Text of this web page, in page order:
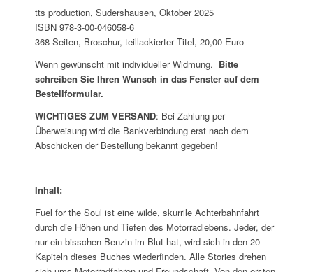
tts production, Sudershausen, Oktober 2025
ISBN 978-3-00-046058-6
368 Seiten, Broschur, teillackierter Titel, 20,00 Euro
Wenn gewünscht mit individueller Widmung. Bitte
schreiben Sie Ihren Wunsch in das Fenster auf dem
Bestellformular.
WICHTIGES ZUM VERSAND: Bei Zahlung per
Überweisung wird die Bankverbindung erst nach dem
Abschicken der Bestellung bekannt gegeben!
Inhalt:
Fuel for the Soul ist eine wilde, skurrile Achterbahnfahrt
durch die Höhen und Tiefen des Motorradlebens. Jeder, der
nur ein bisschen Benzin im Blut hat, wird sich in den 20
Kapiteln dieses Buches wiederfinden. Alle Stories drehen